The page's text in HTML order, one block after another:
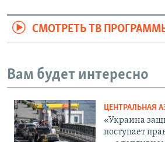
СМОТРЕТЬ ТВ
Вам будет интересно
ЦЕНТРАЛЬНАЯ
«Украина
поступает